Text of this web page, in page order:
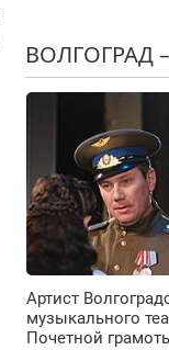
ВОЛГОГРАД
Артист
музыкального
Почетной